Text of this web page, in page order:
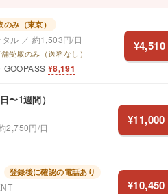
のみ（東京）
ル ／ 約1,503円/日
受取のみ（送料なし）
GOOPASS ¥8,191
¥4,510
〜1週間）
2,750円/日
¥11,000
登録後に確認の電話あり
¥10,450